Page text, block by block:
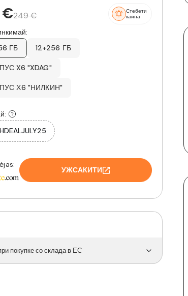
€249 €
Стебети
каина
ГБ
12+256 ГБ
X6 "XDAG"
Х6 "НИЛКИН"
УЖСАКИТИ
покупке со склада в ЕС